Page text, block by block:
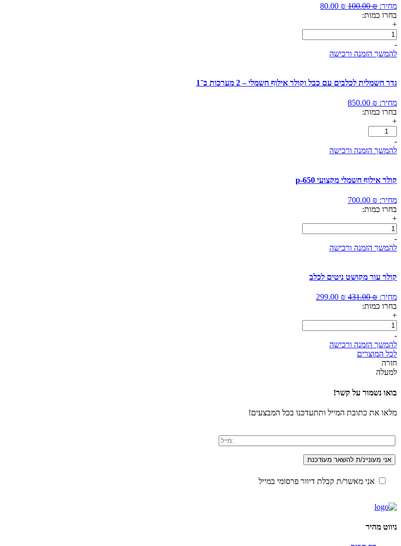
מחיר: 100.00₪
המחיר
80.00 ₪
המחיר
בחרו כמות:
+
כמות
של
קולר
לכלבים
-
להמשך הזמנה ורכישה
גדר חשמלית לכלבים עם כבל וקולר אילוף חשמלי – 2 מערכות ב־1
מחיר: 850.00 ₪
בחרו כמות:
+
-
להמשך הזמנה ורכישה
קולר אילוף חשמלי מקצועי p-650
מחיר: 700.00 ₪
בחרו כמות:
+
כמות
של
קולר
מקצועי
p-
-
להמשך הזמנה ורכישה
קולר עור מקושט ניטים לכלב
מחיר: 431.00₪
המחיר
299.00 ₪
בחרו כמות:
+
כמות
של
קולר
עור
מקושט
ניטים
-
להמשך הזמנה ורכישה
לכל המוצרים
חזרה
למעלה
בואו נשמור על קשר!
מלאו את כתובת המייל ותתעדכנו בכל המבצעים!
אני מאשר/ת קבלת דיוור פרסומי במייל
ניווט מהיר